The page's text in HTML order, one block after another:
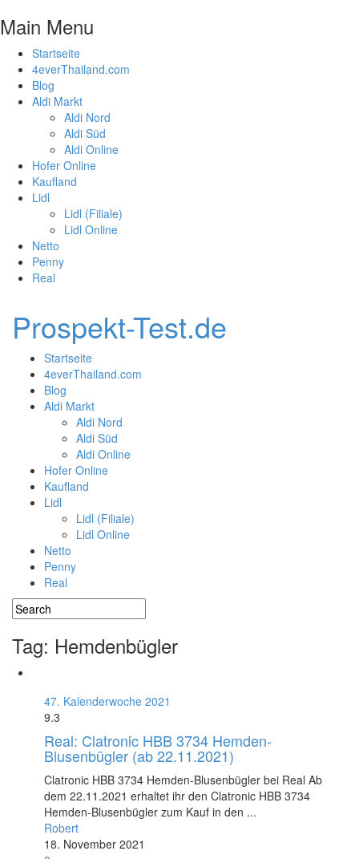
Main Menu
Startseite
4everThailand.com
Blog
Aldi Markt
Aldi Nord
Aldi Süd
Aldi Online
Hofer Online
Kaufland
Lidl
Lidl (Filiale)
Lidl Online
Netto
Penny
Real
Prospekt-Test.de
Startseite
4everThailand.com
Blog
Aldi Markt
Aldi Nord
Aldi Süd
Aldi Online
Hofer Online
Kaufland
Lidl
Lidl (Filiale)
Lidl Online
Netto
Penny
Real
Tag: Hemdenbügler
47. Kalenderwoche 2021
9.3
Real: Clatronic HBB 3734 Hemden-
Blusenbügler (ab 22.11.2021)
Clatronic HBB 3734 Hemden-Blusenbügler bei Real Ab
dem 22.11.2021 erhaltet ihr den Clatronic HBB 3734
Hemden-Blusenbügler zum Kauf in den ...
Robert
18. November 2021